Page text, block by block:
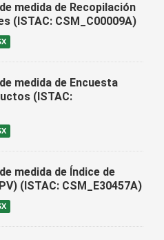
medida de Recopilación
(ISTAC: CSM_C00009A)
medida de Encuesta
(ISTAC:
medida de Índice de
(ISTAC: CSM_E30457A)